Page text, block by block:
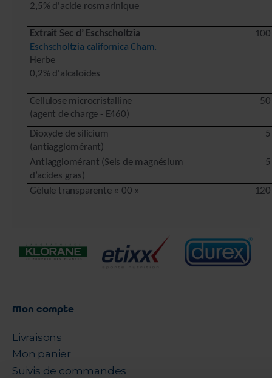
2,5% d'acide rosmarinique
Extrait Sec d’ Eschscholtzia
Eschscholtzia californica Cham.
Herbe
0,2% d'alcaloïdes
100
Cellulose microcristalline
(agent de charge - E460)
50
Dioxyde de silicium
(antiagglomérant)
5
Antiagglomérant (Sels de magnésium
d’acides gras)
5
Gélule transparente « 00 » 120
Mon compte
Livraisons
Mon panier
Suivis de commandes